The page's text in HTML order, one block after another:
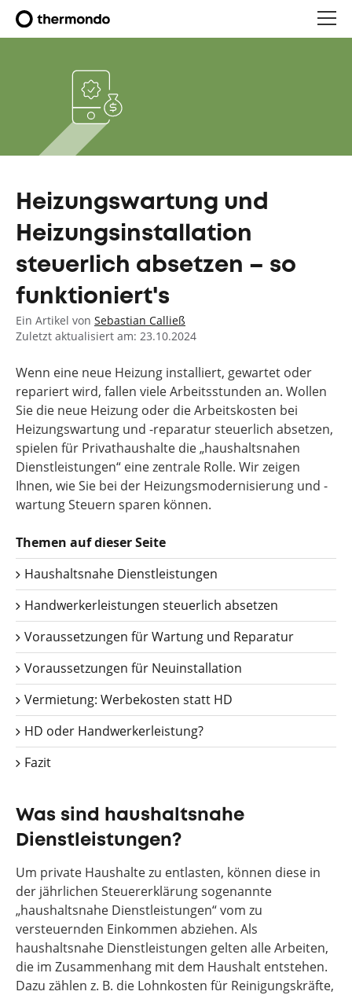
Heizungswartung und
Heizungsinstallation
steuerlich absetzen – so
funktioniert's
Ein Artikel von Sebastian Calließ
Zuletzt aktualisiert am: 23.10.2024
Wenn eine neue Heizung installiert, gewartet oder
repariert wird, fallen viele Arbeitsstunden an. Wollen
Sie die neue Heizung oder die Arbeitskosten bei
Heizungswartung und -reparatur steuerlich absetzen,
spielen für Privathaushalte die „haushaltsnahen
Dienstleistungen“ eine zentrale Rolle. Wir zeigen
Ihnen, wie Sie bei der Heizungsmodernisierung und -
wartung Steuern sparen können.
Themen auf dieser Seite
Haushaltsnahe Dienstleistungen
Handwerkerleistungen steuerlich absetzen
Voraussetzungen für Wartung und Reparatur
Voraussetzungen für Neuinstallation
Vermietung: Werbekosten statt HD
HD oder Handwerkerleistung?
Fazit
Was sind haushaltsnahe
Dienstleistungen?
Um private Haushalte zu entlasten, können diese in
der jährlichen Steuererklärung sogenannte
„haushaltsnahe Dienstleistungen“ vom zu
versteuernden Einkommen abziehen. Als
haushaltsnahe Dienstleistungen gelten alle Arbeiten,
die im Zusammenhang mit dem Haushalt entstehen.
Dazu zählen z. B. die Lohnkosten für Reinigungskräfte,